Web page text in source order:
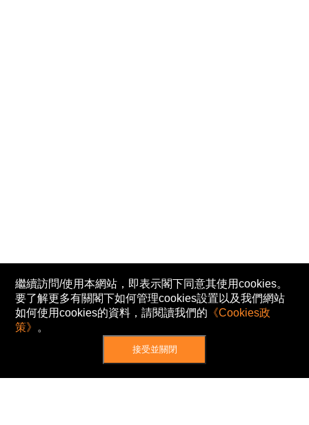
繼續訪問/使用本網站，即表示閣下同意其使用cookies。
要了解更多有關閣下如何管理cookies設置以及我們網站
如何使用cookies的資料，請閱讀我們的 《Cookies政
策》 。
接受並關閉